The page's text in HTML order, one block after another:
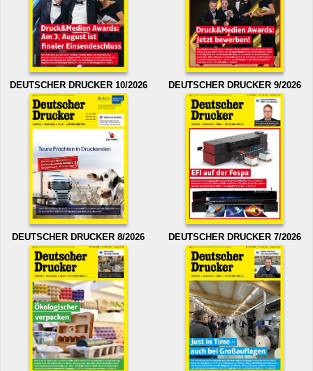
DEUTSCHER DRUCKER 10/2026 DEUTSCHER DRUCKER 9/2026
DEUTSCHER DRUCKER 8/2026 DEUTSCHER DRUCKER 7/2026